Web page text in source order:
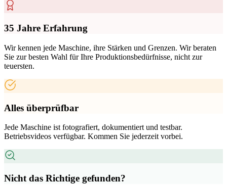
35 Jahre Erfahrung
Wir kennen jede Maschine, ihre Stärken und Grenzen. Wir beraten
Sie zur besten Wahl für Ihre Produktionsbedürfnisse, nicht zur
teuersten.
Alles überprüfbar
Jede Maschine ist fotografiert, dokumentiert und testbar.
Betriebsvideos verfügbar. Kommen Sie jederzeit vorbei.
Nicht das Richtige gefunden?